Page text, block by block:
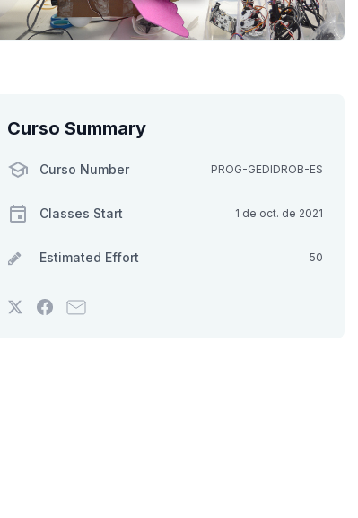
Curso Summary
Curso Number PROG-GEDIDROB-ES
Classes Start 1 de oct. de 2021
Estimated Effort 50
Tweet
PostEmail